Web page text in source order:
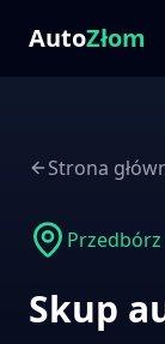
AutoZłom
Strona
Przedbórz
Skup